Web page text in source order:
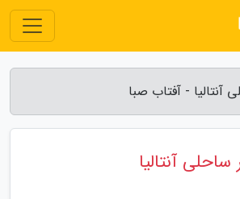
آنتالیا - آفتاب صبا
آنتالیا